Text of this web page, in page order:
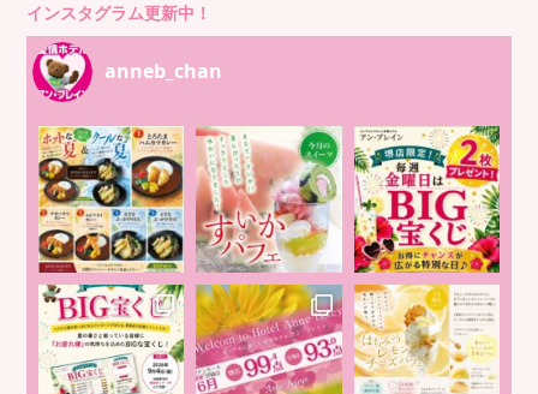
インスタグラム更新中！
anneb_chan